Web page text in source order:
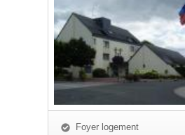
Foyer logement